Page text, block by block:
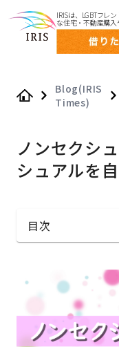
IRISは、LGBTフレ
な住宅・不動産購入
Blog(IRIS
Times)
ノンセクシ
シュアルを
目次